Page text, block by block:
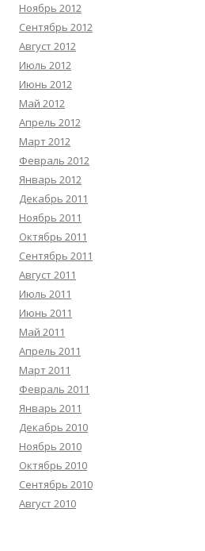
Ноябрь 2012
Сентябрь 2012
Август 2012
Июль 2012
Июнь 2012
Май 2012
Апрель 2012
Март 2012
Февраль 2012
Январь 2012
Декабрь 2011
Ноябрь 2011
Октябрь 2011
Сентябрь 2011
Август 2011
Июль 2011
Июнь 2011
Май 2011
Апрель 2011
Март 2011
Февраль 2011
Январь 2011
Декабрь 2010
Ноябрь 2010
Октябрь 2010
Сентябрь 2010
Август 2010